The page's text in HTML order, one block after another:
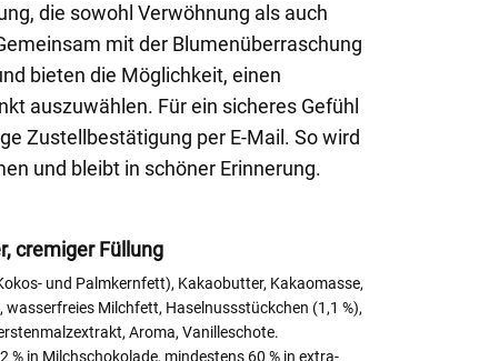
die sowohl Verwöhnung als auch
mit der Blumenüberraschung
bieten die Möglichkeit, einen
auszuwählen. Für ein sicheres Gefühl
Zustellbestätigung per E-Mail. So wird
und bleibt in schöner Erinnerung.
cremiger Füllung
und Palmkernfett), Kakaobutter, Kakaomasse,
, wasserfreies Milchfett, Haselnussstückchen (1,1 %),
Aroma, Vanilleschote.
% in Milchschokolade, mindestens 60 % in extra-